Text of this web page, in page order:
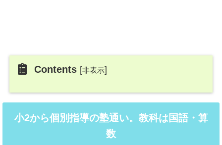
Contents [非表示]
小2から個別指導の塾通い。教科は国語・算
数